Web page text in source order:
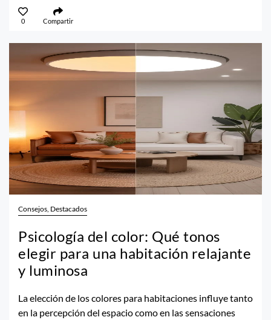
0 Compartir
Consejos, Destacados
Psicología del color: Qué tonos
elegir para una habitación relajante
y luminosa
La elección de los colores para habitaciones influye tanto
en la percepción del espacio como en las sensaciones